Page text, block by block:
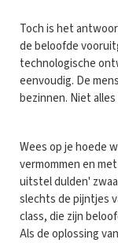
Toch is het
de beloofde
technologische
eenvoudig. De
bezinnen. Niet
Wees op je hoede
vermommen en
uitstel dulden'
slechts de pijntjes
class, die zijn
Als de oplossing